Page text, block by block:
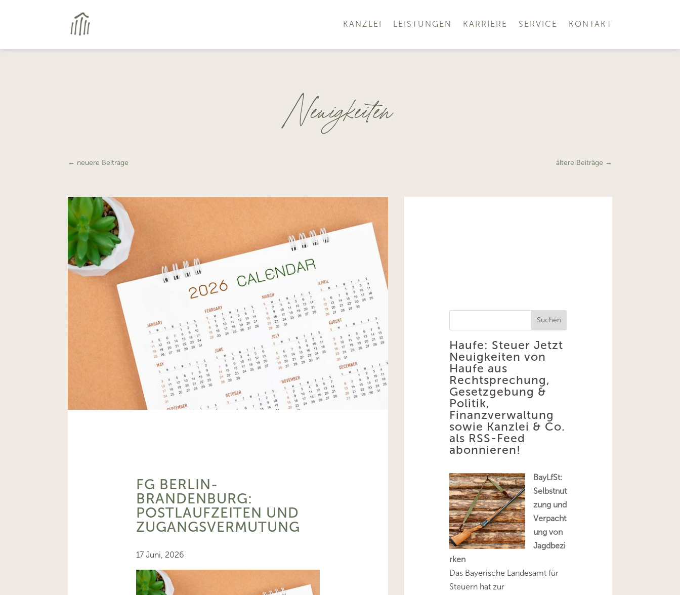
KANZLEI LEISTUNGEN KARRIERE SERVICE KONTAKT
Neuigkeiten
← neuere Beiträge ältere Beiträge →
FG BERLIN-
BRANDENBURG:
POSTLAUFZEITEN UND
ZUGANGSVERMUTUNG
17 Juni, 2026
Suchen
Haufe: Steuer Jetzt
Neuigkeiten von
Haufe aus
Rechtsprechung,
Gesetzgebung &
Politik,
Finanzverwaltung
sowie Kanzlei & Co.
als RSS-Feed
abonnieren!
BayLfSt:
Selbstnut
zung und
Verpacht
ung von
Jagdbezi
rken
Das Bayerische Landesamt für
Steuern hat zur